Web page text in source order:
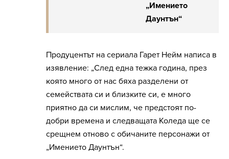
„Имението
Даунтън“
Продуцентът на сериала Гарет Нейм написа в
изявление: „След една тежка година, през
която много от нас бяха разделени от
семействата си и близките си, е много
приятно да си мислим, че предстоят по-
добри времена и следващата Коледа ще се
срещнем отново с обичаните персонажи от
„Имението Даунтън“.